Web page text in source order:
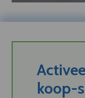
koop-